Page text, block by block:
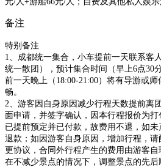
备注
特别备注
1、成都统一集合，小车提前一天联系客
统一散团），预计集合时间（早上6点30
前一天晚上（18:00-21:00）将有导游或
畅。
2、游客因自身原因减少行程天数提前离
面申请，并签字确认，因本行程报价为
已提前预定并已付款，故费用不退，如
退款；如因游客自身原因，增加行程，
更协议，合同外行程产生的费用由游客
在不减少景点的情况下，调整景点的先后